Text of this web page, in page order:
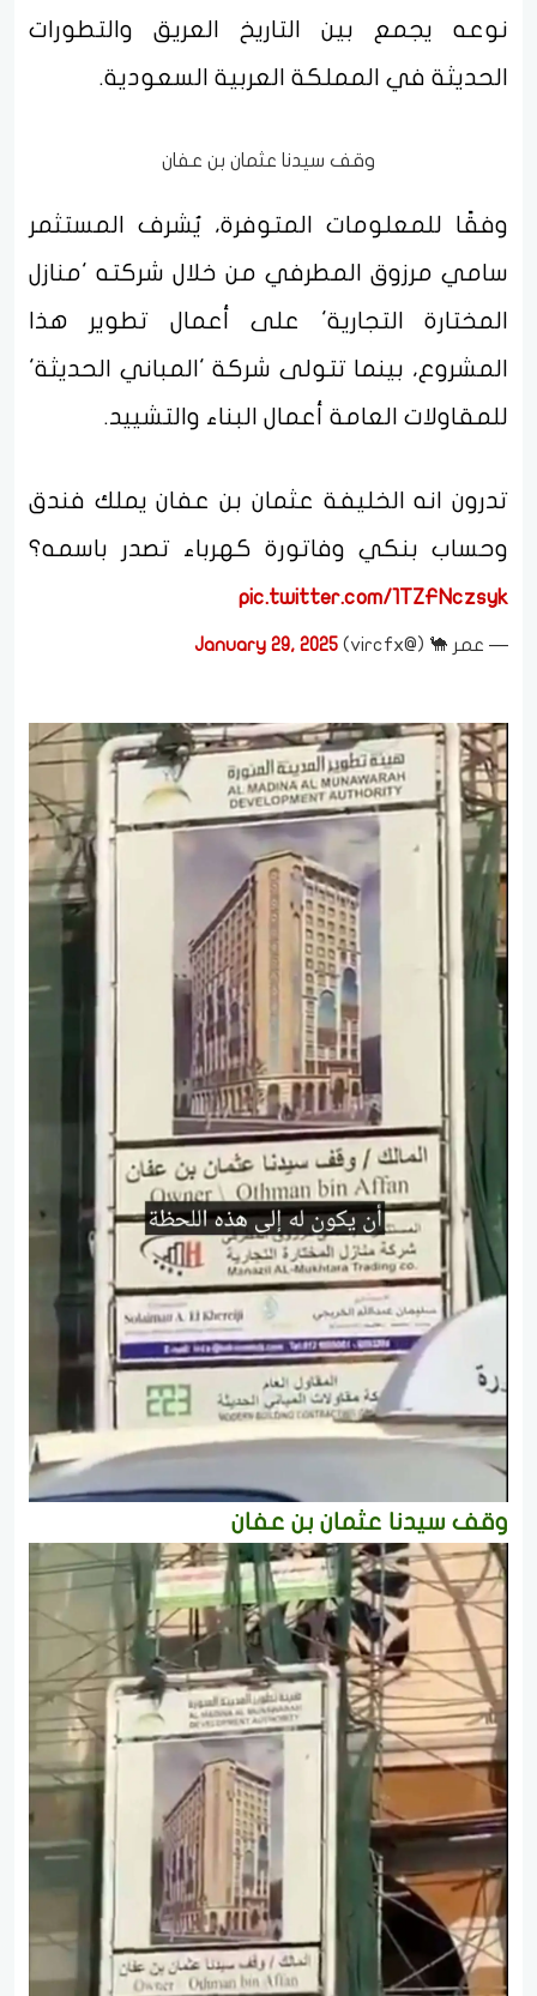
نوعه يجمع بين التاريخ العريق والتطورات
الحديثة في المملكة العربية السعودية.
وقف سيدنا عثمان بن عفان
وفقًا للمعلومات المتوفرة، يُشرف المستثمر
سامي مرزوق المطرفي من خلال شركته 'منازل
المختارة التجارية' على أعمال تطوير هذا
المشروع، بينما تتولى شركة 'المباني الحديثة'
للمقاولات العامة أعمال البناء والتشييد.
تدرون انه الخليفة عثمان بن عفان يملك فندق
وحساب بنكي وفاتورة كهرباء تصدر باسمه؟
pic.twitter.com/1TZFNczsyk
— عمر 🐪 (@vircfx) January 29, 2025
وقف سيدنا عثمان بن عفان